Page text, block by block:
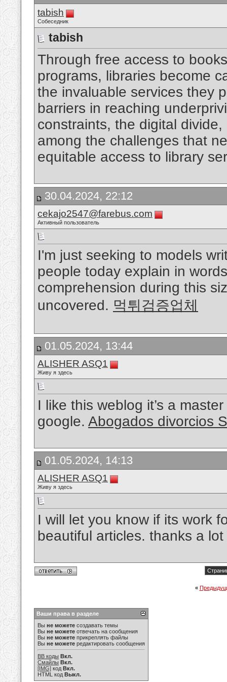
tabish
Собеседник
tabish
Through free access to
programs, libraries become
the invaluable services they
barriers in reaching
constraints, the digital
among the challenges that
equitable access to library
30.04.2024, 22:12
cekajo2547@farebus.com
Активный пользователь
I'm just seeking to models
people today explain in
comprehension during this
uncovered. 먹튀검증업체
01.05.2024, 13:44
ALISHER ASQ1
Живу я здесь
I like this weblog it’s a
google. Abogados divorcios
01.05.2024, 14:13
ALISHER ASQ1
Живу я здесь
I will let you know if its work
beautiful articles. thanks a
«
Ваши права в разделе
Вы не можете создавать темы
Вы не можете отвечать на сообщения
Вы не можете прикреплять файлы
Вы не можете редактировать сообщения
BB коды Вкл.
Смайлы Вкл.
[IMG] код Вкл.
HTML код Выкл.